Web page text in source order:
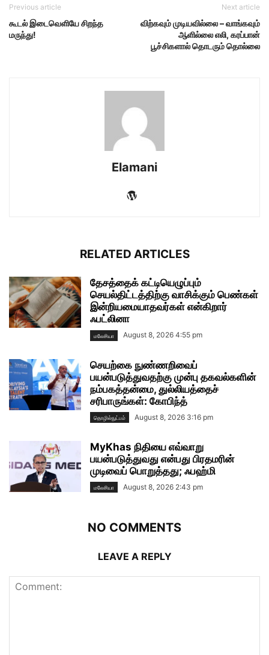
Previous article
கூடல் இடைவெளியே சிறந்த
மருந்து!
Next article
விற்கவும் முடியவில்லை – வாங்கவும்
ஆளில்லை எலி, கரப்பான்
பூச்சிகளால் தொடரும் தொல்லை
Elamani
RELATED ARTICLES
தேசத்தைக் கட்டியெழுப்பும்
செயல்திட்டத்திற்கு வாசிக்கும் பெண்கள்
இன்றியமையாதவர்கள் என்கிறார்
ஃபட்லினா
மலேசியா August 8, 2026 4:55 pm
செயற்கை நுண்ணறிவைப்
பயன்படுத்துவதற்கு முன்பு தகவல்களின்
நம்பகத்தன்மை, துல்லியத்தைச்
சரிபாருங்கள்: கோபிந்த்
தொழில்நுட்பம் August 8, 2026 3:16 pm
MyKhas நிதியை எவ்வாறு
பயன்படுத்துவது என்பது பிரதமரின்
முடிவைப் பொறுத்தது; ஃபஹ்மி
மலேசியா August 8, 2026 2:43 pm
NO COMMENTS
LEAVE A REPLY